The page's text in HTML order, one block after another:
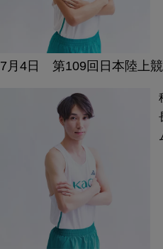
7月4日 第109回日本陸上